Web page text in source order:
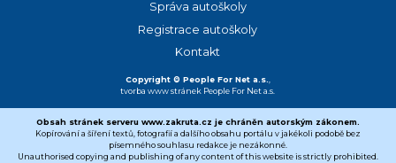
Copyright © People For Net a.s.,
tvorba www stránek People For Net a.s.
Správa autoškoly
Registrace autoškoly
Kontakt
Obsah stránek serveru www.zakruta.cz je chráněn autorským zákonem.
Kopírování a šíření textů, fotografií a dalšího obsahu portálu v jakékoli podobě bez
písemného souhlasu redakce je nezákonné.
Unauthorised copying and publishing of any content of this website is strictly prohibited.